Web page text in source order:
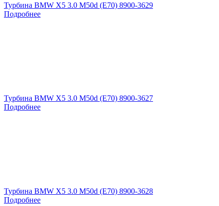
Турбина BMW X5 3.0 M50d (E70) 8900-3629
Подробнее
Турбина BMW X5 3.0 M50d (E70) 8900-3627
Подробнее
Турбина BMW X5 3.0 M50d (E70) 8900-3628
Подробнее